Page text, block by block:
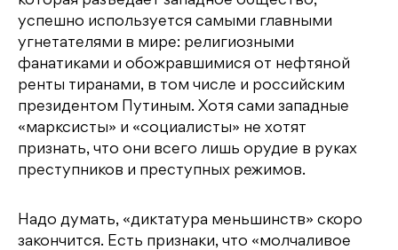
успешно используется самыми главными
угнетателями в мире: религиозными
фанатиками и обожравшимися от нефтяной
ренты тиранами, в том числе и российским
президентом Путиным. Хотя сами западные
«марксисты» и «социалисты» не хотят
признать, что они всего лишь орудие в руках
преступников и преступных режимов.
Надо думать, «диктатура меньшинств» скоро
закончится. Есть признаки, что «молчаливое